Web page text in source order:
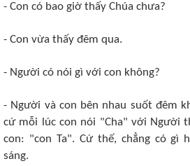
- Con có bao giờ thấy Chúa chưa?
- Con vừa thấy đêm qua.
- Người có nói gì với con không?
- Người và con bên nhau suốt đêm
cứ mỗi lúc con nói "Cha" với Người
con: "con Ta". Cứ thế, chẳng có gì
sáng.